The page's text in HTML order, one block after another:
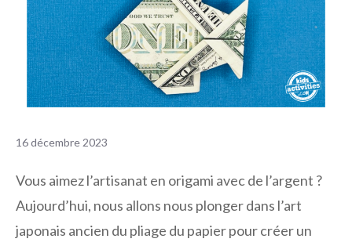
16 décembre 2023
Vous aimez l’artisanat en origami avec de l’argent ?
Aujourd’hui, nous allons nous plonger dans l’art
japonais ancien du pliage du papier pour créer un